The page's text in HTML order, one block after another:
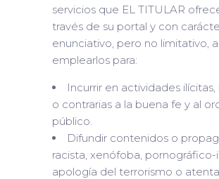
servicios que EL TITULAR
través de su portal y con
enunciativo, pero no limitativo,
emplearlos para:
Incurrir en actividades ilícitas,
o contrarias a la buena fe y al
público.
Difundir contenidos o
racista, xenófoba, pornográfico-
apología del terrorismo o